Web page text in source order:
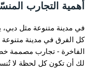
أهمية التجارب
في مدينة متنوعة مثل
كل الفرق في مدينة متنوعة
الفاخرة - تجارب مصممة
لك أن تكون كل لحظة لا